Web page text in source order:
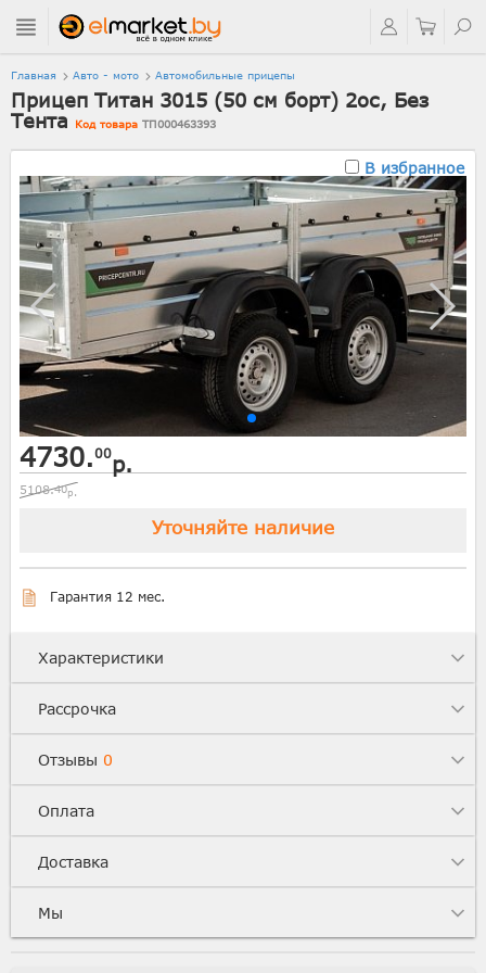
Главная Авто - мото Автомобильные прицепы
Прицеп Титан 3015 (50 см борт) 2ос, Без
Тента
Код товара ТП000463393
В избранное
4730.00р.
5108.40р.
Уточняйте наличие
Гарантия 12 мес.
Характеристики
Рассрочка
Отзывы 0
Оплата
Доставка
Мы